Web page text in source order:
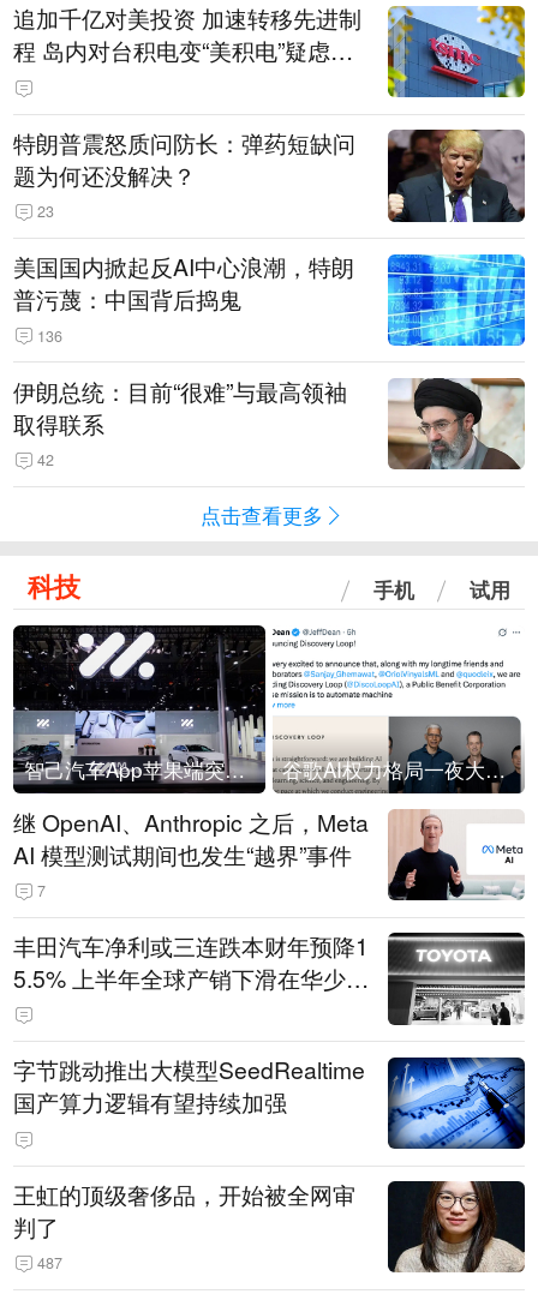
追加千亿对美投资 加速转移先进制
程 岛内对台积电变“美积电”疑虑担
忧加剧
特朗普震怒质问防长：弹药短缺问
题为何还没解决？
23
美国国内掀起反AI中心浪潮，特朗
普污蔑：中国背后捣鬼
136
伊朗总统：目前“很难”与最高领袖
取得联系
42
点击查看更多
科技 手机 试用
智己汽车App苹果端突然“下架” 谷歌AI权力格局一夜大洗牌
继 OpenAI、Anthropic 之后，Meta
AI 模型测试期间也发生“越界”事件
7
丰田汽车净利或三连跌本财年预降1
5.5% 上半年全球产销下滑在华少卖
14.3万辆
字节跳动推出大模型SeedRealtime
国产算力逻辑有望持续加强
王虹的顶级奢侈品，开始被全网审
判了
487